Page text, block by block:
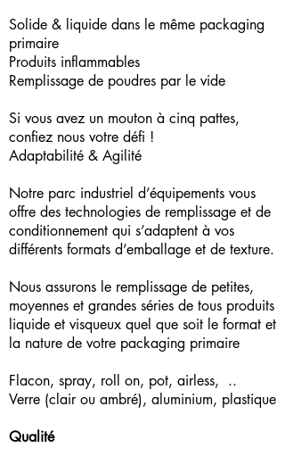
Solide & liquide dans le même packaging
primaire
Produits inflammables
Remplissage de poudres par le vide
Si vous avez un mouton à cinq pattes,
confiez nous votre défi !
Adaptabilité & Agilité
Notre parc industriel d’équipements vous
offre des technologies de remplissage et de
conditionnement qui s’adaptent à vos
différents formats d’emballage et de texture.
Nous assurons le remplissage de petites,
moyennes et grandes séries de tous produits
liquide et visqueux quel que soit le format et
la nature de votre packaging primaire
Flacon, spray, roll on, pot, airless, ..
Verre (clair ou ambré), aluminium, plastique
Qualité